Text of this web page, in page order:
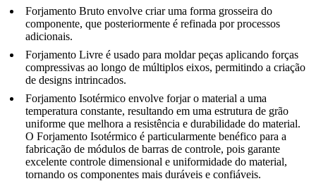
Forjamento Bruto envolve criar uma forma grosseira do
componente, que posteriormente é refinada por processos
adicionais.
Forjamento Livre é usado para moldar peças aplicando forças
compressivas ao longo de múltiplos eixos, permitindo a criação
de designs intrincados.
Forjamento Isotérmico envolve forjar o material a uma
temperatura constante, resultando em uma estrutura de grão
uniforme que melhora a resistência e durabilidade do material.
O Forjamento Isotérmico é particularmente benéfico para a
fabricação de módulos de barras de controle, pois garante
excelente controle dimensional e uniformidade do material,
tornando os componentes mais duráveis e confiáveis.